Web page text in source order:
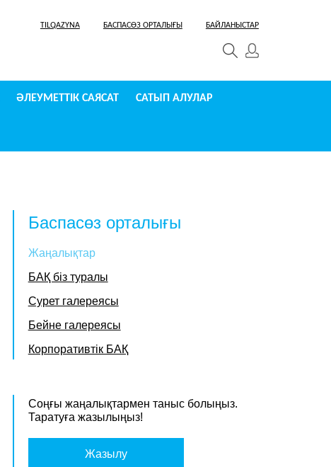
TILQAZYNA БАСПАСӨЗ ОРТАЛЫҒЫ БАЙЛАНЫСТАР
ӘЛЕУМЕТТІК САЯСАТ САТЫП АЛУЛАР
Баспасөз орталығы
Жаңалықтар
БАҚ біз туралы
Сурет галереясы
Бейне галереясы
Корпоративтік БАҚ
Соңғы жаңалықтармен таныс болыңыз.
Таратуға жазылыңыз!
Жазылу